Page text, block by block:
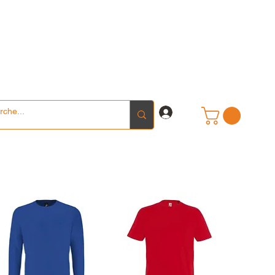
Se connecter